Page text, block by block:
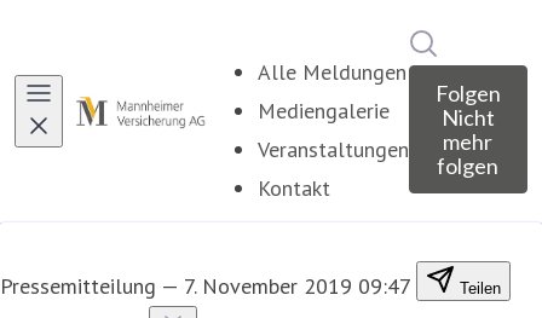
Alle Meldungen
Mediengalerie
Veranstaltungen
Kontakt
Folgen
Nicht
mehr
folgen
Pressemitteilung — 7. November 2019 09:47 Teilen